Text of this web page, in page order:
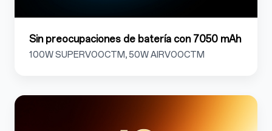
Sin preocupaciones de batería con 7050 mAh
100W SUPERVOOCTM, 50W AIRVOOCTM